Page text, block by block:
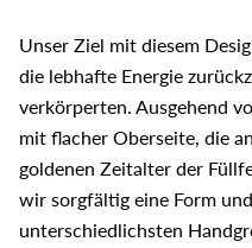
Unser Ziel mit diesem
die lebhafte Energie
verkörperten. Ausgehend
mit flacher Oberseite, die
goldenen Zeitalter der
wir sorgfältig eine Form
unterschiedlichsten